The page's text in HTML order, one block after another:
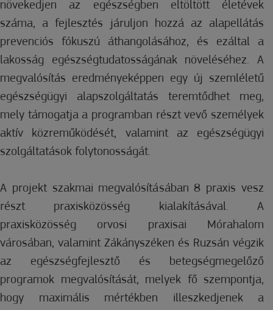
növekedjen az egészségben eltöltött életévek
száma, a fejlesztés járuljon hozzá az alapellátás
prevenciós fókuszú áthangolásához, és ezáltal a
lakosság egészségtudatosságának növeléséhez. A
megvalósítás eredményeképpen egy új szemléletű
egészségügyi alapszolgáltatás teremtődhet meg,
mely támogatja a programban részt vevő személyek
aktív közreműködését, valamint az egészségügyi
szolgáltatások folytonosságát.
A projekt szakmai megvalósításában 8 praxis vesz
részt praxisközösség kialakításával. A
praxisközösség orvosi praxisai Mórahalom
városában, valamint Zákányszéken és Ruzsán végzik
az egészségfejlesztő és betegségmegelőző
programok megvalósítását, melyek fő szempontja,
hogy maximális mértékben illeszkedjenek a